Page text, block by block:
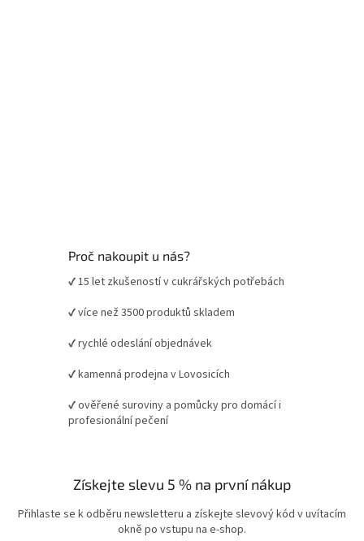
Proč nakoupit u nás?
✔ 15 let zkušeností v cukrářských potřebách
✔ více než 3500 produktů skladem
✔ rychlé odeslání objednávek
✔ kamenná prodejna v Lovosicích
✔ ověřené suroviny a pomůcky pro domácí i
profesionální pečení
Získejte slevu 5 % na první nákup
Přihlaste se k odběru newsletteru a získejte slevový kód v uvítacím
okně po vstupu na e-shop.